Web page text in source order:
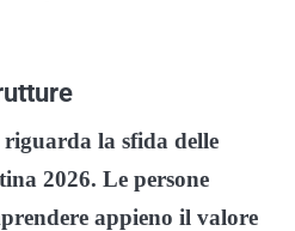
riguarda la sfida delle
2026. Le persone
appieno il valore